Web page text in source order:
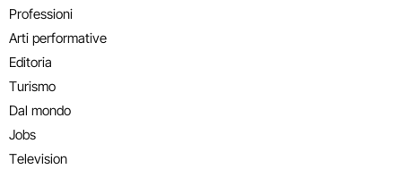
Professioni
Arti performative
Editoria
Turismo
Dal mondo
Jobs
Television